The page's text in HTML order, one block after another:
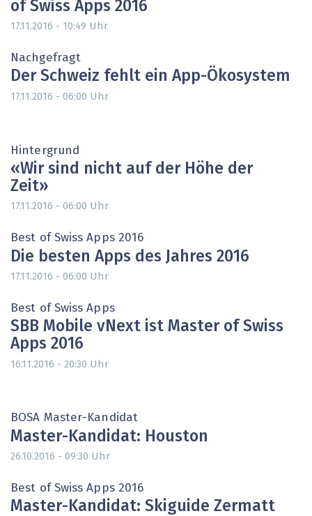
of Swiss Apps 2016
17.11.2016 - 10:49 Uhr
Nachgefragt
Der Schweiz fehlt ein App-Ökosystem
17.11.2016 - 06:00 Uhr
Hintergrund
«Wir sind nicht auf der Höhe der
Zeit»
17.11.2016 - 06:00 Uhr
Best of Swiss Apps 2016
Die besten Apps des Jahres 2016
17.11.2016 - 06:00 Uhr
Best of Swiss Apps
SBB Mobile vNext ist Master of Swiss
Apps 2016
16.11.2016 - 20:30 Uhr
BOSA Master-Kandidat
Master-Kandidat: Houston
26.10.2016 - 09:30 Uhr
Best of Swiss Apps 2016
Master-Kandidat: Skiguide Zermatt